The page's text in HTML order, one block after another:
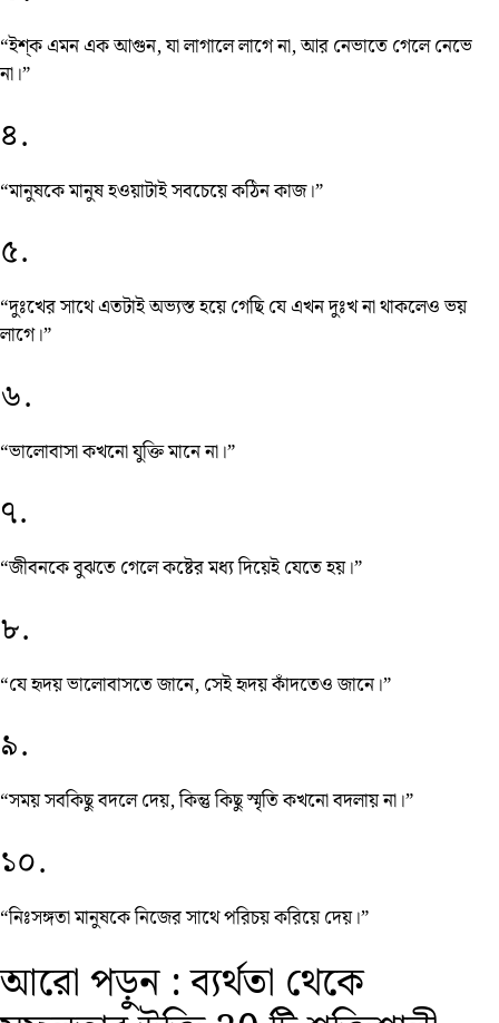
“ইশ্‌ক এমন এক আগুন, যা লাগালে লাগে না, আর নেভাতে গেলে নেভে
না।”
৪.
“মানুষকে মানুষ হওয়াটাই সবচেয়ে কঠিন কাজ।”
৫.
“দুঃখের সাথে এতটাই অভ্যস্ত হয়ে গেছি যে এখন দুঃখ না থাকলেও ভয়
লাগে।”
৬.
“ভালোবাসা কখনো যুক্তি মানে না।”
৭.
“জীবনকে বুঝতে গেলে কষ্টের মধ্য দিয়েই যেতে হয়।”
৮.
“যে হৃদয় ভালোবাসতে জানে, সেই হৃদয় কাঁদতেও জানে।”
৯.
“সময় সবকিছু বদলে দেয়, কিন্তু কিছু স্মৃতি কখনো বদলায় না।”
১০.
“নিঃসঙ্গতা মানুষকে নিজের সাথে পরিচয় করিয়ে দেয়।”
আরো পড়ুন :ব্যর্থতা থেকে